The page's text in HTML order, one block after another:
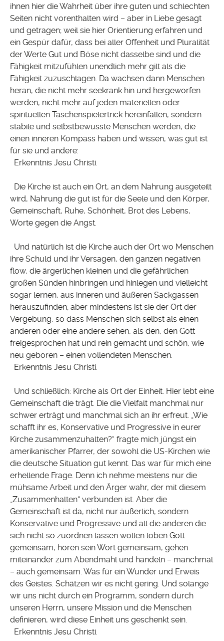
ihnen hier die Wahrheit über ihre guten und schlechten
Seiten nicht vorenthalten wird – aber in Liebe gesagt
und getragen; weil sie hier Orientierung erfahren und
ein Gespür dafür, dass bei aller Offenheit und Pluralität
der Werte Gut und Böse nicht dasselbe sind und die
Fähigkeit mitzufühlen unendlich mehr gilt als die
Fähigkeit zuzuschlagen. Da wachsen dann Menschen
heran, die nicht mehr seekrank hin und hergeworfen
werden, nicht mehr auf jeden materiellen oder
spirituellen Taschenspielertrick hereinfallen, sondern
stabile und selbstbewusste Menschen werden, die
einen inneren Kompass haben und wissen, was gut ist
für sie und andere:
Erkenntnis Jesu Christi.
Die Kirche ist auch ein Ort, an dem Nahrung ausgeteilt
wird, Nahrung die gut ist für die Seele und den Körper,
Gemeinschaft, Ruhe, Schönheit, Brot des Lebens,
Worte gegen die Angst.
Und natürlich ist die Kirche auch der Ort wo Menschen
ihre Schuld und ihr Versagen, den ganzen negativen
flow, die ärgerlichen kleinen und die gefährlichen
großen Sünden hinbringen und hinlegen und vielleicht
sogar lernen, aus inneren und äußeren Sackgassen
herauszufinden; aber mindestens ist sie der Ort der
Vergebung, so dass Menschen sich selbst als einen
anderen oder eine andere sehen, als den, den Gott
freigesprochen hat und rein gemacht und schön, wie
neu geboren – einen vollendeten Menschen.
Erkenntnis Jesu Christi.
Und schließlich: Kirche als Ort der Einheit. Hier lebt eine
Gemeinschaft die trägt. Die die Vielfalt manchmal nur
schwer erträgt und manchmal sich an ihr erfreut. „Wie
schafft ihr es, Konservative und Progressive in eurer
Kirche zusammenzuhalten?“ fragte mich jüngst ein
amerikanischer Pfarrer, der sowohl die US-Kirchen wie
die deutsche Situation gut kennt. Das war für mich eine
erhellende Frage. Denn ich nehme meistens nur die
mühsame Arbeit und den Ärger wahr, der mit diesem
„Zusammenhalten“ verbunden ist. Aber die
Gemeinschaft ist da, nicht nur äußerlich, sondern
Konservative und Progressive und all die anderen die
sich nicht so zuordnen lassen wollen loben Gott
gemeinsam, hören sein Wort gemeinsam, gehen
miteinander zum Abendmahl und handeln – manchmal
– auch gemeinsam. Was für ein Wunder und Erweis
des Geistes. Schätzen wir es nicht gering. Und solange
wir uns nicht durch ein Programm, sondern durch
unseren Herrn, unsere Mission und die Menschen
definieren, wird diese Einheit uns geschenkt sein.
Erkenntnis Jesu Christi.